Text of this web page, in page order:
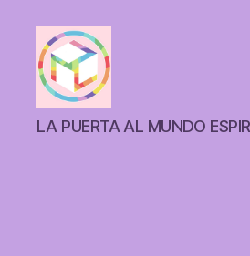
ANTAHKARANACALI
LA PUERTA AL MUNDO